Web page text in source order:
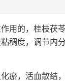
用的，桂枝茯
稠度，调节内
瘀，活血散结